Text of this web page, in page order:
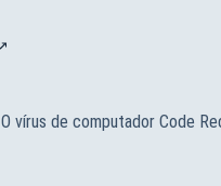
O vírus de computador Code